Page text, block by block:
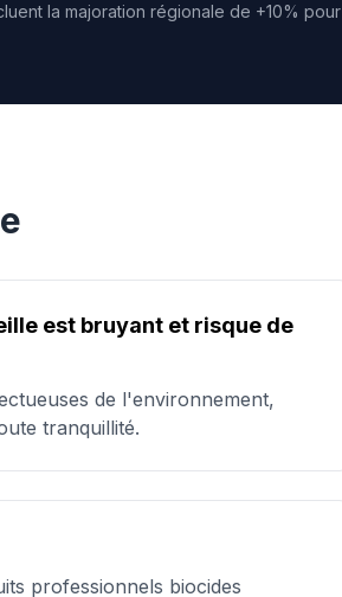
la majoration régionale de +10% pour
est bruyant et risque de
de l'environnement,
tranquillité.
professionnels biocides